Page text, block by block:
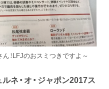
ん！LFJのおスミつきですよ～
ネ・オ・ジャポン2017ス